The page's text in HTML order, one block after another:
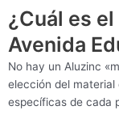
¿Cuál es
Avenida
No hay un Aluzinc
elección del material
específicas de cada